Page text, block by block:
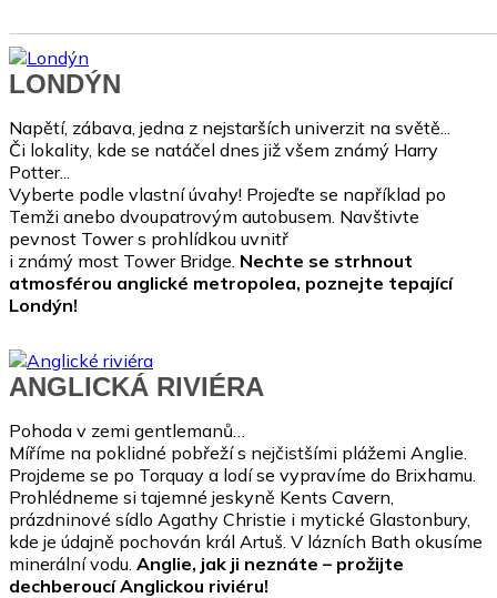
LONDÝN
Napětí, zábava, jedna z nejstarších univerzit na světě...
Či lokality, kde se natáčel dnes již všem známý Harry
Potter...
Vyberte podle vlastní úvahy! Projeďte se například po
Temži anebo dvoupatrovým autobusem. Navštivte
pevnost Towers prohlídkou uvnitř
i známý most Tower Bridge. Nechte se strhnout
atmosférou anglické metropolea, poznejte tepající
Londýn!
ANGLICKÁ RIVIÉRA
Pohoda v zemi gentlemanů…
Míříme na poklidné pobřeží s nejčistšími plážemi Anglie.
Projdeme se po Torquay a lodí se vypravíme do Brixhamu.
Prohlédneme si tajemné jeskyně Kents Cavern,
prázdninové sídlo Agathy Christie i mytické Glastonbury,
kde je údajně pochován král Artuš. V lázních Bath okusíme
minerální vodu. Anglie, jak ji neznáte – prožijte
dechberoucí Anglickou riviéru!